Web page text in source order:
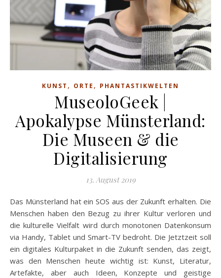
KUNST , ORTE , PHANTASTIKWELTEN
MuseoloGeek |
Apokalypse Münsterland:
Die Museen & die
Digitalisierung
13. August 2019
Das Münsterland hat ein SOS aus der Zukunft erhalten. Die
Menschen haben den Bezug zu ihrer Kultur verloren und
die kulturelle Vielfalt wird durch monotonen Datenkonsum
via Handy, Tablet und Smart-TV bedroht. Die Jetztzeit soll
ein digitales Kulturpaket in die Zukunft senden, das zeigt,
was den Menschen heute wichtig ist: Kunst, Literatur,
Artefakte, aber auch Ideen, Konzepte und geistige